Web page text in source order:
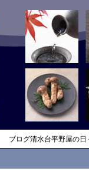
ブログ清水台平野屋の日